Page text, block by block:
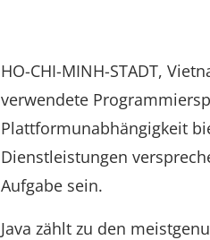
HO-CHI-MINH-STADT,
verwendete
Plattformunabhängigkeit
Dienstleistungen
Aufgabe sein.
Java zählt zu den